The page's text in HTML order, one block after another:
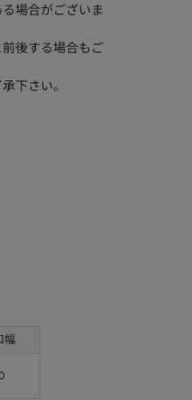
場合がございま
後する場合もご
下さい。
幅